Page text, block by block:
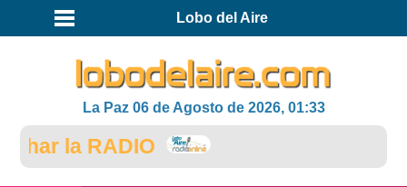
Lobo del Aire
La Paz 06 de Agosto de 2026, 01:33
la RADIO